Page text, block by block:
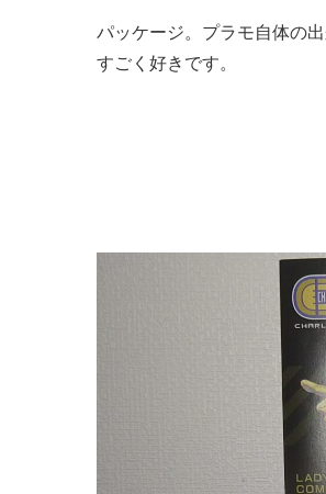
パッケージ。プラモ自体の
すごく好きです。